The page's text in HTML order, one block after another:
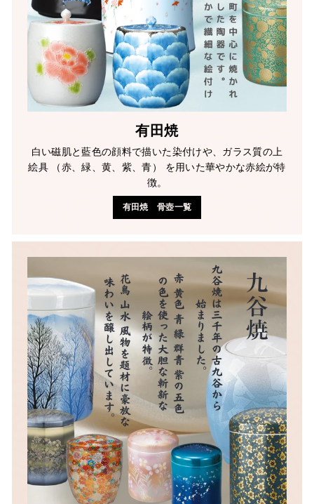
有田焼
白い磁肌と藍色の顔料で描いた染付けや、ガラス質の上
絵具 （赤、緑、黄、紫、青） を用いた華やかな赤絵が特
徴。
有田焼 骨壺一覧